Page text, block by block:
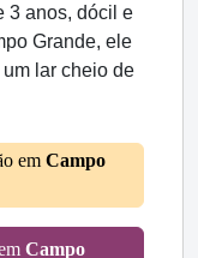
3 anos, dócil e
Grande, ele
lar cheio de
em Campo
Campo